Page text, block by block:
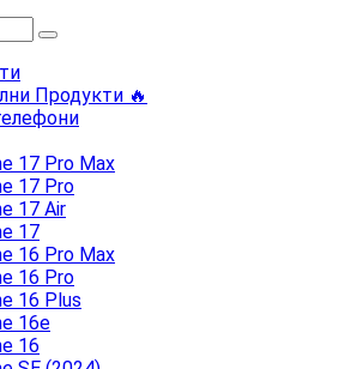
Продукти 🔥
17 Pro Max
17 Pro
17 Air
17
16 Pro Max
16 Pro
16 Plus
16e
16